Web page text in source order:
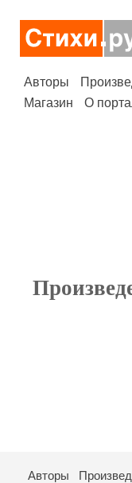
Авторы
Магазин
О
Авторы